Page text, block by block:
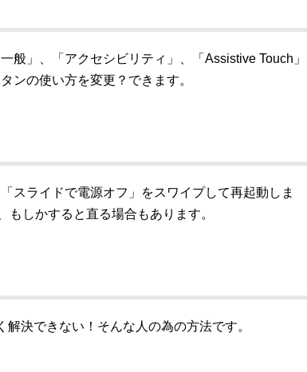
般」、「アクセシビリティ」、「Assistive Touch」
ンの使い方を変更？できます。
スライドで電源オフ」をスワイプして再起動しま
しかすると直る場合もあります。
決できない！そんな人の為の方法です。